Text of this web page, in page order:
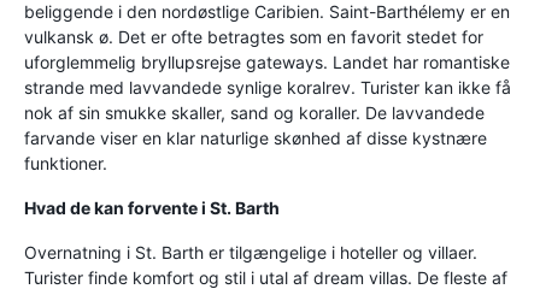
beliggende i den nordøstlige Caribien. Saint-Barthélemy er en
vulkansk ø. Det er ofte betragtes som en favorit stedet for
uforglemmelig bryllupsrejse gateways. Landet har romantiske
strande med lavvandede synlige koralrev. Turister kan ikke få
nok af sin smukke skaller, sand og koraller. De lavvandede
farvande viser en klar naturlige skønhed af disse kystnære
funktioner.
Hvad de kan forvente i St. Barth
Overnatning i St. Barth er tilgængelige i hoteller og villaer.
Turister finde komfort og stil i utal af dream villas. De fleste af